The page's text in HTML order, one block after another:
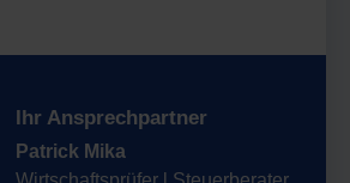
Ihr Ansprechpartner
Patrick Mika